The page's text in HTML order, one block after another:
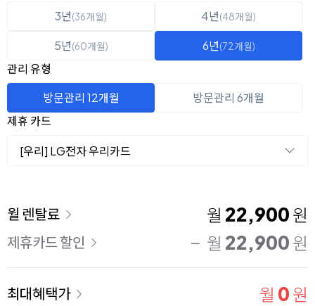
3년(36개월) 4년(48개월)
5년(60개월) 6년(72개월)
관리 유형
방문관리 12개월
방문관리 6개월
제휴 카드
[우리] LG전자 우리카드
이용 요금
월 렌탈료 월 22,900 원
제휴카드 할인 월 22,900 원
최대혜택가 월 0 원